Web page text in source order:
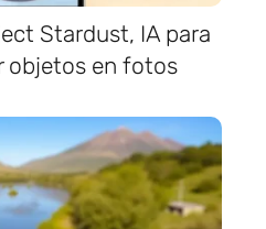
Stardust, IA para
objetos en fotos